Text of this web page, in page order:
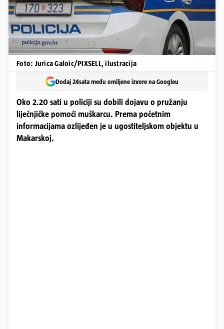
Foto: Jurica Galoic/PIXSELL, ilustracija
Dodaj 24sata među omiljene izvore na Googleu
Oko 2.20 sati u policiji su dobili dojavu o pružanju
liječnjičke pomoći muškarcu. Prema početnim
informacijama ozlijeđen je u ugostiteljskom objektu u
Makarskoj.